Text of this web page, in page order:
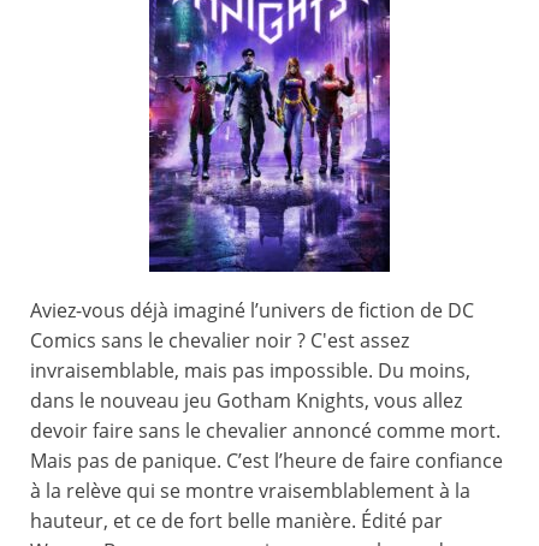
Aviez-vous déjà imaginé l’univers de fiction de DC
Comics sans le chevalier noir ? C'est assez
invraisemblable, mais pas impossible. Du moins,
dans le nouveau jeu Gotham Knights, vous allez
devoir faire sans le chevalier annoncé comme mort.
Mais pas de panique. C’est l’heure de faire confiance
à la relève qui se montre vraisemblablement à la
hauteur, et ce de fort belle manière. Édité par